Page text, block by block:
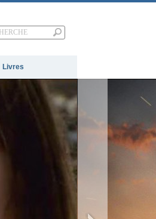
Livres